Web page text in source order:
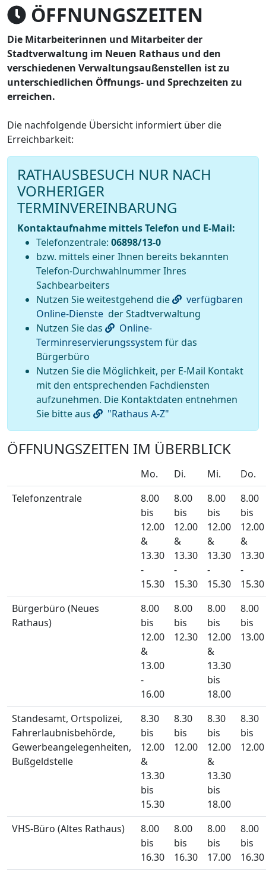
ÖFFNUNGSZEITEN
Die Mitarbeiterinnen und Mitarbeiter der
Stadtverwaltung im Neuen Rathaus und den
verschiedenen Verwaltungsaußenstellen ist zu
unterschiedlichen Öffnungs- und Sprechzeiten zu
erreichen.
Die nachfolgende Übersicht informiert über die
Erreichbarkeit:
RATHAUSBESUCH NUR NACH
VORHERIGER
TERMINVEREINBARUNG
Kontaktaufnahme mittels Telefon und E-Mail:
Telefonzentrale: 06898/13-0
bzw. mittels einer Ihnen bereits bekannten
Telefon-Durchwahlnummer Ihres
Sachbearbeiters
Nutzen Sie weitestgehend die
verfügbaren
Online-Dienste der Stadtverwaltung
Nutzen Sie das
Online-
Terminreservierungssystem für das
Bürgerbüro
Nutzen Sie die Möglichkeit, per E-Mail Kontakt
mit den entsprechenden Fachdiensten
aufzunehmen. Die Kontaktdaten entnehmen
Sie bitte aus
"Rathaus A-Z"
ÖFFNUNGSZEITEN IM ÜBERBLICK
Mo. Di. Mi.
Do.
Telefonzentrale
8.00
bis
12.00
&
13.30
-
15.30
8.00
bis
12.00
&
13.30
-
15.30
8.00
bis
12.00
&
13.30
-
15.30
8.00
bis
12.00
&
13.30
-
15.30
Bürgerbüro (Neues
Rathaus)
8.00
bis
12.00
&
13.00
-
16.00
8.00
bis
12.30
8.00
bis
12.00
&
13.30
bis
18.00
8.00
bis
13.00
Standesamt, Ortspolizei,
Fahrerlaubnisbehörde,
Gewerbeangelegenheiten,
Bußgeldstelle
8.30
bis
12.00
&
13.30
bis
15.30
8.30
bis
12.00
8.30
bis
12.00
&
13.30
bis
18.00
8.30
bis
12.00
VHS-Büro (Altes Rathaus)
8.00
bis
16.30
8.00
bis
16.30
8.00
bis
17.00
8.00
bis
16.30